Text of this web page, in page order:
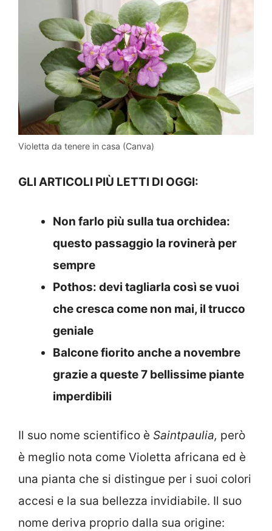
Violetta da tenere in casa (Canva)
GLI ARTICOLI PIÙ LETTI DI OGGI:
Non farlo più sulla tua orchidea:
questo passaggio la rovinerà per
sempre
Pothos: devi tagliarla così se vuoi
che cresca come non mai, il trucco
geniale
Balcone fiorito anche a novembre
grazie a queste 7 bellissime piante
imperdibili
Il suo nome scientifico è Saintpaulia, però
è meglio nota come Violetta africana ed è
una pianta che si distingue per i suoi colori
accesi e la sua bellezza invidiabile. Il suo
nome deriva proprio dalla sua origine: